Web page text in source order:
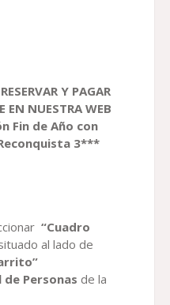
Y PAGAR
EN NUESTRA WEB
Fin de Año con
3***
“Cuadro
al lado de
Personas de la